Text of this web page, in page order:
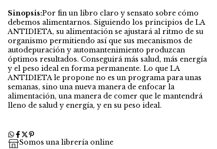
Sinopsis:Por fin un libro claro y sensato sobre cómo
debemos alimentarnos. Siguiendo los principios de LA
ANTIDIETA, su alimentación se ajustará al ritmo de su
organismo permitiendo así que sus mecanismos de
autodepuración y automantenimiento produzcan
óptimos resultados. Conseguirá más salud, más energía
y el peso ideal en forma permanente. Lo que LA
ANTIDIETA le propone no es un programa para unas
semanas, sino una nueva manera de enfocar la
alimentación, una manera de comer que le mantendrá
lleno de salud y energía, y en su peso ideal.
Somos una librería online